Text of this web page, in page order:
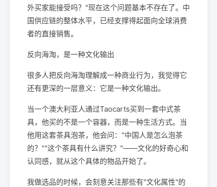
外买家能接受吗？"现在这个问题基本不存在了。中
国供应链的整体水平，已经支撑得起面向全球消费
者的直接销售。
反向海淘，是一种文化输出
很多人把反向海淘理解成一种商业行为，我觉得它
还有更深的一层意义：它是一种文化输出。
当一个澳大利亚人通过Taocarts买到一套中式茶
具，他买的不是一个容器，而是一种生活方式。当
他用这套茶具泡茶，他会问："中国人是怎么泡茶
的？""这个茶具有什么讲究？"——文化的好奇心和
认同感，就从这个具体的物品开始了。
我做选品的时候，会刻意关注那些有"文化属性"的